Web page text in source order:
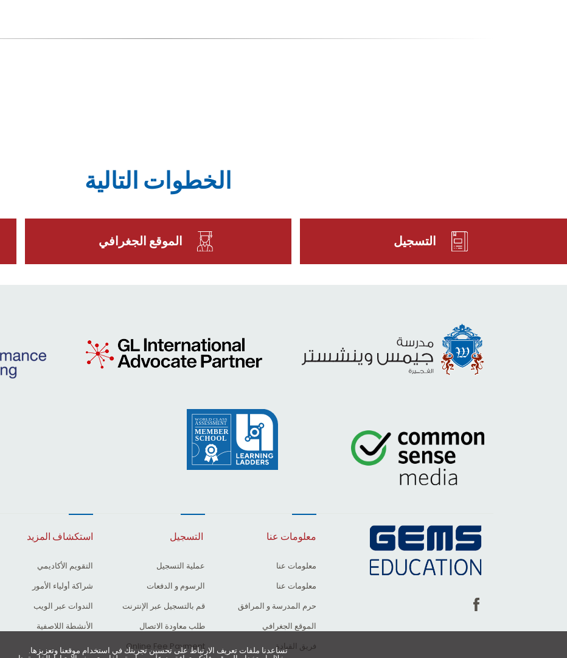
الخطوات التالية
التسجيل الموقع الجغرافي
معلومات عنا
معلومات عنا
معلومات عنا
حرم المدرسة و المرافق
الموقع الجغرافي
فريق القيادة
التسجيل
عملية التسجيل
الرسوم و الدفعات
قم بالتسجيل عبر الإنترنت
طلب معاودة الاتصال
Online Fee Payment
استكشاف المزيد
التقويم الأكاديمي
شراكة أولياء الأمور
الندوات عبر الويب
الأنشطة اللاصفية
تساعدنا ملفات تعريف الارتباط على تحسين تجربتك في استخدام موقعنا وتعزيزها.